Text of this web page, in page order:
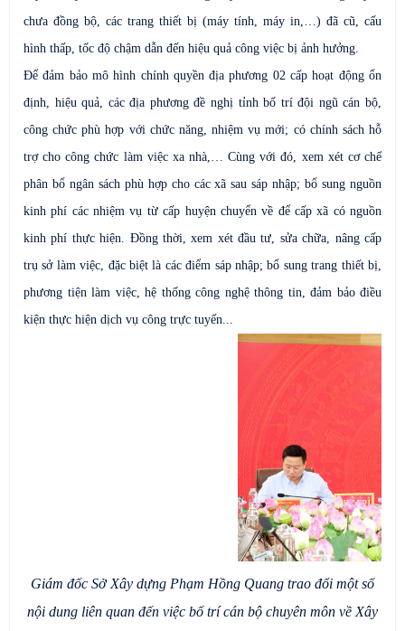
chưa đồng bộ, các trang thiết bị (máy tính, máy in,…) đã cũ, cấu
hình thấp, tốc độ chậm dẫn đến hiệu quả công việc bị ảnh hưởng.
Để đảm bảo mô hình chính quyền địa phương 02 cấp hoạt động ổn
định, hiệu quả, các địa phương đề nghị tỉnh bố trí đội ngũ cán bộ,
công chức phù hợp với chức năng, nhiệm vụ mới; có chính sách hỗ
trợ cho công chức làm việc xa nhà,… Cùng với đó, xem xét cơ chế
phân bổ ngân sách phù hợp cho các xã sau sáp nhập; bổ sung nguồn
kinh phí các nhiệm vụ từ cấp huyện chuyển về để cấp xã có nguồn
kinh phí thực hiện. Đồng thời, xem xét đầu tư, sửa chữa, nâng cấp
trụ sở làm việc, đặc biệt là các điểm sáp nhập; bổ sung trang thiết bị,
phương tiện làm việc, hệ thống công nghệ thông tin, đảm bảo điều
kiện thực hiện dịch vụ công trực tuyến...
Giám đốc Sở Xây dựng Phạm Hồng Quang trao đổi một số
nội dung liên quan đến việc bố trí cán bộ chuyên môn về Xây